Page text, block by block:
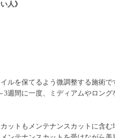
人》
ルを保てるよう微調整する施術で
週間に一度、ミディアムやロング
ットもメンテナンスカットに含む